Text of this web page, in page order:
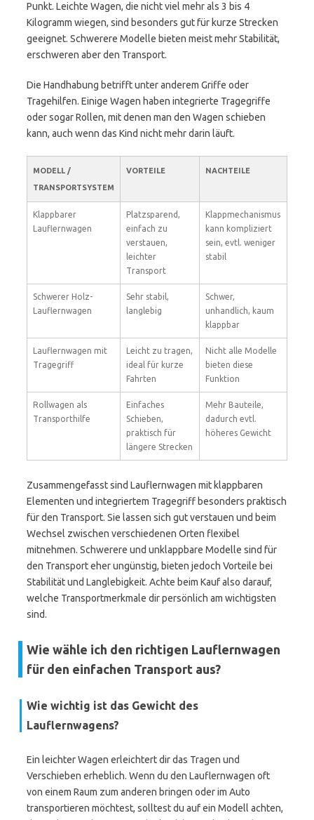
Punkt. Leichte Wagen, die nicht viel mehr als 3 bis 4
Kilogramm wiegen, sind besonders gut für kurze Strecken
geeignet. Schwerere Modelle bieten meist mehr Stabilität,
erschweren aber den Transport.
Die Handhabung betrifft unter anderem Griffe oder
Tragehilfen. Einige Wagen haben integrierte Tragegriffe
oder sogar Rollen, mit denen man den Wagen schieben
kann, auch wenn das Kind nicht mehr darin läuft.
MODELL /
TRANSPORTSYSTEM
VORTEILE NACHTEILE
Klappbarer
Lauflernwagen
Platzsparend,
einfach zu
verstauen,
leichter
Transport
Klappmechanismus
kann kompliziert
sein, evtl. weniger
stabil
Schwerer Holz-
Lauflernwagen
Sehr stabil,
langlebig
Schwer,
unhandlich, kaum
klappbar
Lauflernwagen mit
Tragegriff
Leicht zu tragen,
ideal für kurze
Fahrten
Nicht alle Modelle
bieten diese
Funktion
Rollwagen als
Transporthilfe
Einfaches
Schieben,
praktisch für
längere Strecken
Mehr Bauteile,
dadurch evtl.
höheres Gewicht
Zusammengefasst sind Lauflernwagen mit klappbaren
Elementen und integriertem Tragegriff besonders praktisch
für den Transport. Sie lassen sich gut verstauen und beim
Wechsel zwischen verschiedenen Orten flexibel
mitnehmen. Schwerere und unklappbare Modelle sind für
den Transport eher ungünstig, bieten jedoch Vorteile bei
Stabilität und Langlebigkeit. Achte beim Kauf also darauf,
welche Transportmerkmale dir persönlich am wichtigsten
sind.
Wie wähle ich den richtigen Lauflernwagen
für den einfachen Transport aus?
Wie wichtig ist das Gewicht des
Lauflernwagens?
Ein leichter Wagen erleichtert dir das Tragen und
Verschieben erheblich. Wenn du den Lauflernwagen oft
von einem Raum zum anderen bringen oder im Auto
transportieren möchtest, solltest du auf ein Modell achten,